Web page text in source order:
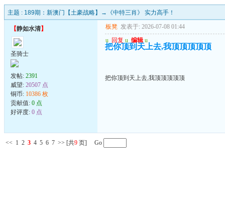
主题 : 189期：新澳门【土豪战略】→《中特三肖》 实力高手！
【静如水清】
圣骑士
发帖: 2391
威望: 20507 点
铜币: 10386 枚
贡献值: 0 点
好评度: 0 点
板凳 发表于: 2026-07-08 01:44
u 回复 u 编辑 u
把你顶到天上去,我顶顶顶顶顶
把你顶到天上去,我顶顶顶顶顶
<< 1 2 3 4 5 6 7 >> [共9 页] Go